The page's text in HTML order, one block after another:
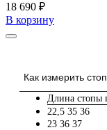
18 690 ₽
В корзину
Как измерить
Длина стопы
22,5 35 36
23 36 37